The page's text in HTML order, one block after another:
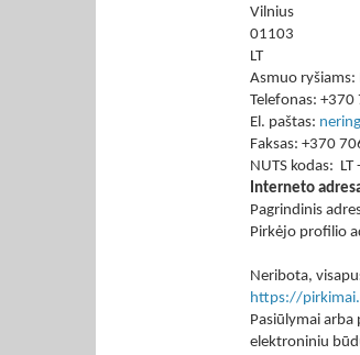
Vilnius
01103
LT
Asmuo
Telefonas:
El. paštas:
Faksas: +370
NUTS kodas: LT
Interneto
Pagrindinis
Pirkėjo profilio
Neribota,
https://
Pasiūlymai
elektroniniu